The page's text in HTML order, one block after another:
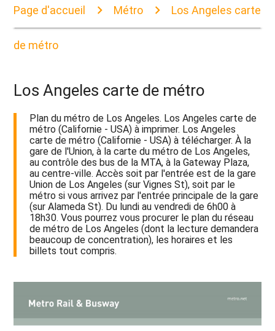
Page d'accueil Métro Los Angeles carte
de métro
Los Angeles carte de métro
Plan du métro de Los Angeles. Los Angeles carte de
métro (Californie - USA) à imprimer. Los Angeles
carte de métro (Californie - USA) à télécharger. À la
gare de l'Union, à la carte du métro de Los Angeles,
au contrôle des bus de la MTA, à la Gateway Plaza,
au centre-ville. Accès soit par l'entrée est de la gare
Union de Los Angeles (sur Vignes St), soit par le
métro si vous arrivez par l'entrée principale de la gare
(sur Alameda St). Du lundi au vendredi de 6h00 à
18h30. Vous pourrez vous procurer le plan du réseau
de métro de Los Angeles (dont la lecture demandera
beaucoup de concentration), les horaires et les
billets tout compris.